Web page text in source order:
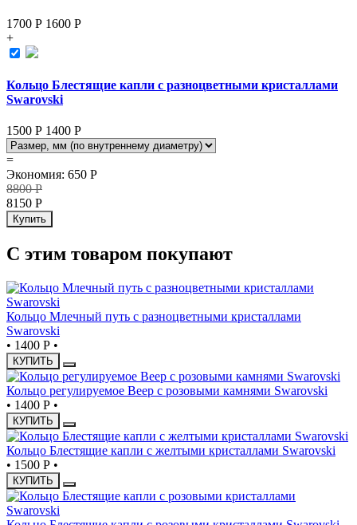
1700 Р 1600 Р
+
Кольцо Блестящие капли с разноцветными кристаллами
Swarovski
1500 Р 1400 Р
=
Экономия: 650 Р
8800Р
8150 Р
Купить
С этим товаром покупают
Кольцо Млечный путь с разноцветными кристаллами
Swarovski
• 1400 Р •
КУПИТЬ
Кольцо регулируемое Веер с розовыми камнями Swarovski
• 1400 Р •
КУПИТЬ
Кольцо Блестящие капли с желтыми кристаллами Swarovski
• 1500 Р •
КУПИТЬ